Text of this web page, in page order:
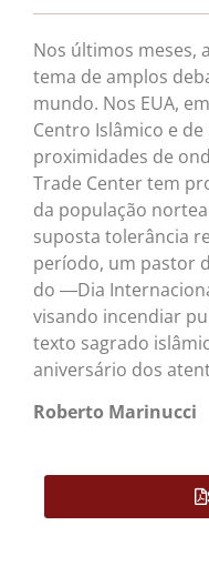
Nos últimos meses,
tema de amplos
mundo. Nos EUA,
Centro Islâmico e
proximidades de
Trade Center tem
da população
suposta tolerância
período, um pastor
do ―Dia
visando incendiar
texto sagrado
aniversário dos
Roberto Marinucci